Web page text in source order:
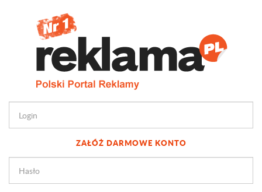
ZAŁÓŻ DARMOWE KONTO